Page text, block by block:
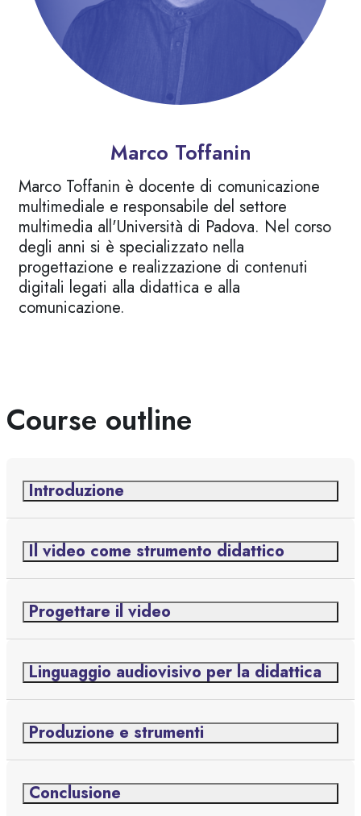
Marco Toffanin
Marco Toffanin è docente di comunicazione
multimediale e responsabile del settore
multimedia all'Università di Padova. Nel corso
degli anni si è specializzato nella
progettazione e realizzazione di contenuti
digitali legati alla didattica e alla
comunicazione.
Course outline
Introduzione
Il video come strumento didattico
Progettare il video
Linguaggio audiovisivo per la didattica
Produzione e strumenti
Conclusione